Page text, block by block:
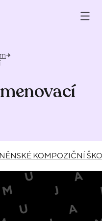
KOMPOZIČNÍ